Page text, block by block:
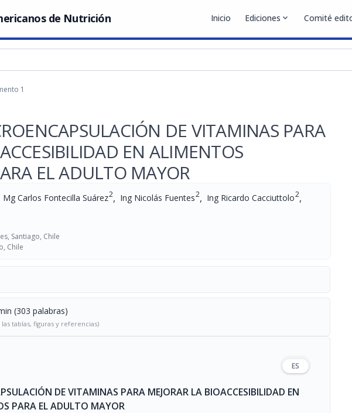
de Nutrición Inicio Ediciones expand_more Comité
1
DE VITAMINAS PARA
EN ALIMENTOS
EL ADULTO MAYOR
Mg Carlos Fontecilla Suárez2, Ing Nicolás Fuentes2, Ing Ricardo Cacciuttolo2,
Santiago, Chile
Chile
(303 palabras)
tablas, figuras y referencias)
ES
DE VITAMINAS PARA MEJORAR LA BIOACCESIBILIDAD EN
PARA EL ADULTO MAYOR